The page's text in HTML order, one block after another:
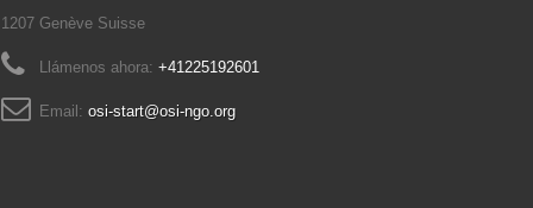
1207 Genève Suisse
Llámenos ahora: +41225192601
Email: osi-start@osi-ngo.org